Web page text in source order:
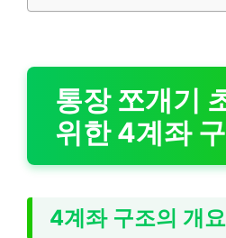
통장 쪼개기
위한 4계좌
4계좌 구조의 개요